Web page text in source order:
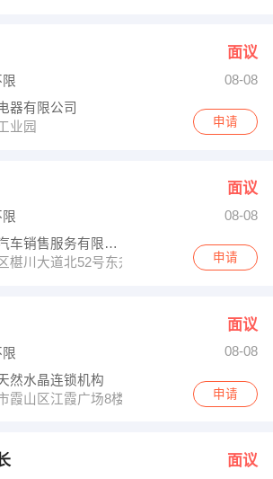
面议
08-08
器有限公司
业园
申请
面议
08-08
湛江东升行汽车销售服务有限公司
椹川大道北52号东升行东风日产专营店
申请
面议
08-08
然水晶连锁机构
霞山区江霞广场8楼807室
申请
面议